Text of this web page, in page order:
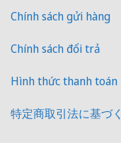
Chính sách gửi hàng
Chính sách đổi trả
Hình thức thanh toán
特定商取引法に基づ